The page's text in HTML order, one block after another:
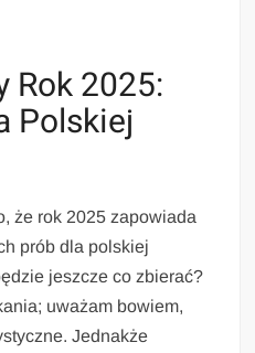
Rok 2025:
Polskiej
że rok 2025 zapowiada
prób dla polskiej
jeszcze co zbierać?
uważam bowiem,
Jednakże